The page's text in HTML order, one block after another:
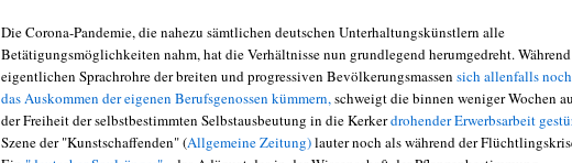
Die Corona-Pandemie, die nahezu sämtlichen deutschen Unterhaltungskünstlern alle
Betätigungsmöglichkeiten nahm, hat die Verhältnisse nun grundlegend herumgedreht.
eigentlichen Sprachrohre der breiten und progressiven Bevölkerungsmassen sich allenfalls
das Auskommen der eigenen Berufsgenossen kümmern,schweigt die binnen weniger Wochen
der Freiheit der selbstbestimmten Selbstausbeutung in die Kerkerdrohender Erwerbsarbeit
Szene der "Kunstschaffenden" (Allgemeine Zeitung)lauter noch als während der